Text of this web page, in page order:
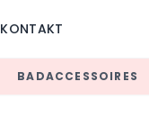
KONTAKT
BADACCESSOIRES